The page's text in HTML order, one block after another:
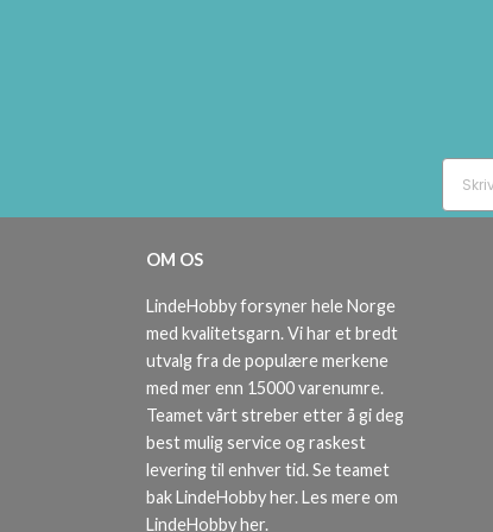
OM OS
LindeHobby forsyner hele Norge
med kvalitetsgarn. Vi har et bredt
utvalg fra de populære merkene
med mer enn 15000 varenumre.
Teamet vårt streber etter å gi deg
best mulig service og raskest
levering til enhver tid. Se teamet
bak LindeHobby her.Les mere om
LindeHobby her.